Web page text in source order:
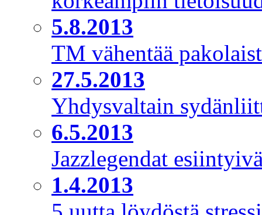
5.8.2013
TM vähentää
27.5.2013
Yhdysvaltain
6.5.2013
Jazzlegendat
1.4.2013